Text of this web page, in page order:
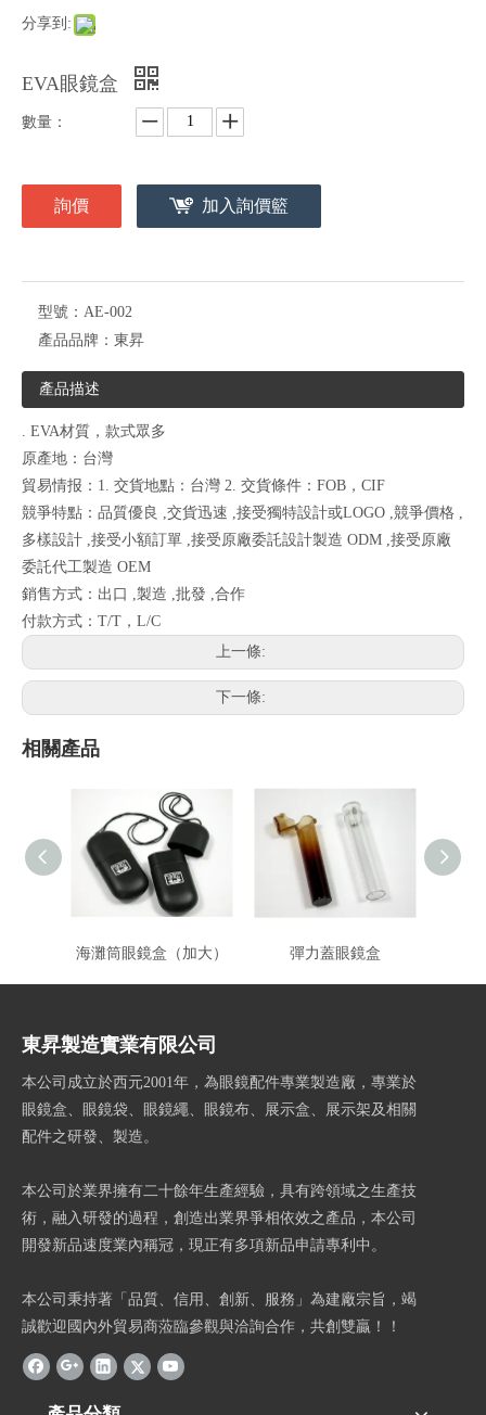
分享到:
EVA眼鏡盒
數量：
詢價 加入詢價籃
型號： AE-002
產品品牌： 東昇
產品描述
. EVA材質，款式眾多
原產地：台灣
貿易情报：1. 交貨地點：台灣 2. 交貨條件：FOB，CIF
競爭特點：品質優良 ,交貨迅速 ,接受獨特設計或LOGO ,競爭價格 ,
多樣設計 ,接受小額訂單 ,接受原廠委託設計製造 ODM ,接受原廠
委託代工製造 OEM
銷售方式：出口 ,製造 ,批發 ,合作
付款方式：T/T，L/C
上一條:
下一條:
相關產品
海灘筒眼鏡盒（加大） 彈力蓋眼鏡盒
東昇製造實業有限公司
本公司成立於西元2001年，為眼鏡配件專業製造廠，專業於
眼鏡盒、眼鏡袋、眼鏡繩、眼鏡布、展示盒、展示架及相關
配件之研發、製造。
本公司於業界擁有二十餘年生產經驗，具有跨領域之生產技
術，融入研發的過程，創造出業界爭相依效之產品，本公司
開發新品速度業內稱冠，現正有多項新品申請專利中。
本公司秉持著「品質、信用、創新、服務」為建廠宗旨，竭
誠歡迎國內外貿易商蒞臨參觀與洽詢合作，共創雙贏！！